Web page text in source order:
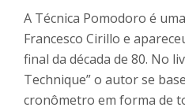
A Técnica Pomodoro é
Francesco Cirillo e
final da década de 80. No
Technique” o autor se
cronômetro em forma de